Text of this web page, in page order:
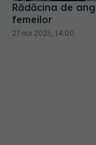
Rădăcina de
femeilor
27 noi 2025, 14:00